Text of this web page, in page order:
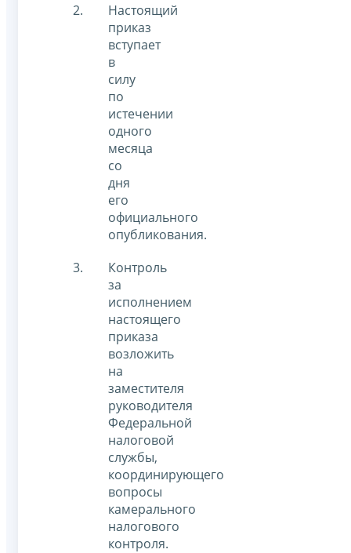
Настоящий
приказ
вступает
в
силу
по
истечении
одного
месяца
со
дня
его
официального
опубликования.
Контроль
за
исполнением
настоящего
приказа
возложить
на
заместителя
руководителя
Федеральной
налоговой
службы,
координирующего
вопросы
камерального
налогового
контроля.